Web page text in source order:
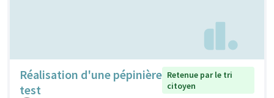
Réalisation d'une pépinière
test
Retenue par le tri
citoyen